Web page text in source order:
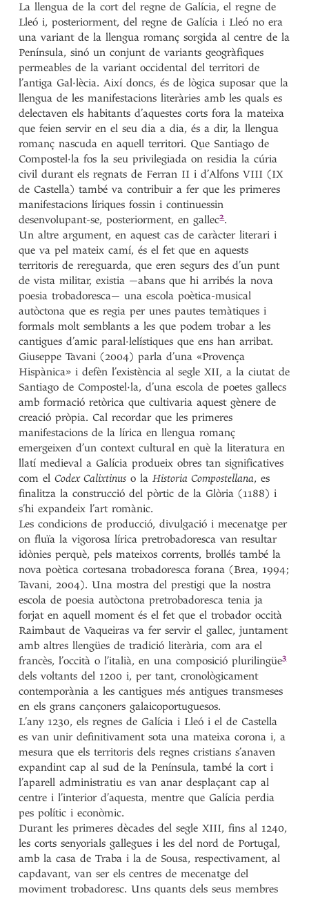
La llengua de la cort del regne de Galícia, el regne de
Lleó i, posteriorment, del regne de Galícia i Lleó no era
una variant de la llengua romanç sorgida al centre de la
Península, sinó un conjunt de variants geogràfiques
permeables de la variant occidental del territori de
l’antiga Gal·lècia. Així doncs, és de lògica suposar que la
llengua de les manifestacions literàries amb les quals es
delectaven els habitants d’aquestes corts fora la mateixa
que feien servir en el seu dia a dia, és a dir, la llengua
romanç nascuda en aquell territori. Que Santiago de
Compostel·la fos la seu privilegiada on residia la cúria
civil durant els regnats de Ferran II i d’Alfons VIII (IX
de Castella) també va contribuir a fer que les primeres
manifestacions líriques fossin i continuessin
desenvolupant-se, posteriorment, engallec2.
Un altre argument, en aquest cas de caràcter literari i
que va pel mateix camí, és el fet que en aquests
territoris de rereguarda, que eren segurs des d’un punt
de vista militar, existia —abans que hi arribés la nova
poesia trobadoresca— una escola poètica-musical
autòctona que es regia per unes pautes temàtiques i
formals molt semblants a les que podem trobar a les
cantigues d’amic paral·lelístiques que ens han arribat.
Giuseppe Tavani (2004) parla d’una «Provença
Hispànica» i defèn l’existència al segle XII, a la ciutat de
Santiago de Compostel·la, d’una escola de poetes gallecs
amb formació retòrica que cultivaria aquest gènere de
creació pròpia. Cal recordar que les primeres
manifestacions de la lírica en llengua romanç
emergeixen d’un context cultural en què la literatura en
llatí medieval a Galícia produeix obres tan significatives
com elCodex Calixtinus o laHistoria Compostellana, es
finalitza la construcció del pòrtic de la Glòria (1188) i
s’hi expandeix l’art romànic.
Les condicions de producció, divulgació i mecenatge per
on fluïa la vigorosa lírica pretrobadoresca van resultar
idònies perquè, pels mateixos corrents, brollés també la
nova poètica cortesana trobadoresca forana (Brea, 1994;
Tavani, 2004). Una mostra del prestigi que la nostra
escola de poesia autòctona pretrobadoresca tenia ja
forjat en aquell moment és el fet que el trobador occità
Raimbaut de Vaqueiras va fer servir el gallec, juntament
amb altres llengües de tradició literària, com ara el
francès, l’occità o l’italià, en una composicióplurilingüe3
dels voltants del 1200 i, per tant, cronològicament
contemporània a les cantigues més antigues transmeses
en els grans cançoners galaicoportuguesos.
L’any 1230, els regnes de Galícia i Lleó i el de Castella
es van unir definitivament sota una mateixa corona i, a
mesura que els territoris dels regnes cristians s’anaven
expandint cap al sud de la Península, també la cort i
l’aparell administratiu es van anar desplaçant cap al
centre i l’interior d’aquesta, mentre que Galícia perdia
pes polític i econòmic.
Durant les primeres dècades del segle XIII, fins al 1240,
les corts senyorials gallegues i les del nord de Portugal,
amb la casa de Traba i la de Sousa, respectivament, al
capdavant, van ser els centres de mecenatge del
moviment trobadoresc. Uns quants dels seus membres